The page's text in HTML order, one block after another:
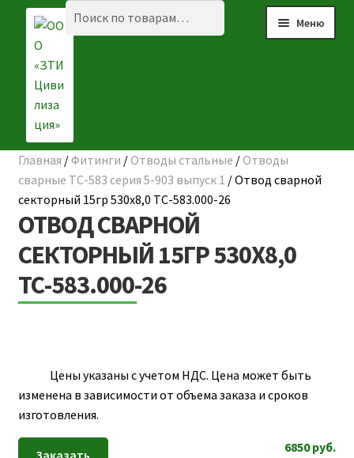
Перейти
навигации
Перейти
содержимому
Искать:
Поиск
Меню
☰ КАТАЛОГ
ГЛАВНАЯ
О КОМПАНИИ
НАШИ ОБЪЕКТЫ
КОНТАКТЫ
Главная /Фитинги /Отводы стальные /Отводы
сварные ТС-583 серия 5-903 выпуск 1 /Отвод сварной
секторный 15гр 530х8,0 ТС-583.000-26
ОТВОД СВАРНОЙ
СЕКТОРНЫЙ 15ГР 530Х8,0
ТС-583.000-26
Цены указаны с учетом НДС. Цена может быть
изменена в зависимости от объема заказа и сроков
изготовления.
6850руб.